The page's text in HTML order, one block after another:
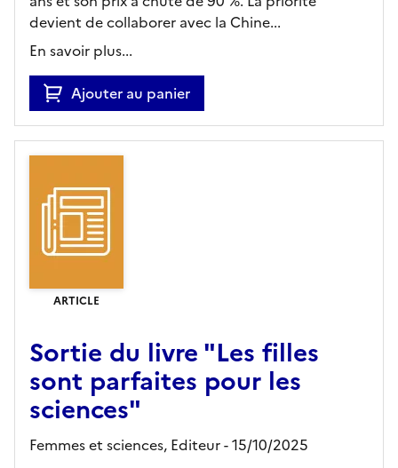
devient de collaborer avec la Chine...
En savoir plus...
Ajouter au panier
ARTICLE
Sortie du livre "Les filles
sont parfaites pour les
sciences"
Femmes et sciences, Editeur- 15/10/2025